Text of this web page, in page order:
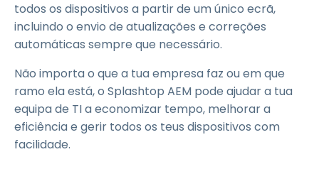
todos os dispositivos a partir de um único ecrã,
incluindo o envio de atualizações e correções
automáticas sempre que necessário.
Não importa o que a tua empresa faz ou em que
ramo ela está, o Splashtop AEM pode ajudar a tua
equipa de TI a economizar tempo, melhorar a
eficiência e gerir todos os teus dispositivos com
facilidade.